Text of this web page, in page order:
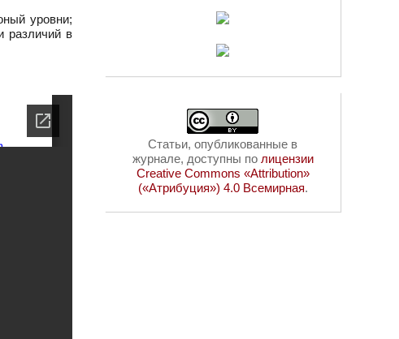
уровни;
различий в
Статьи, опубликованные в
журнале, доступны по лицензии
Creative Commons «Attribution»
(«Атрибуция») 4.0 Всемирная.